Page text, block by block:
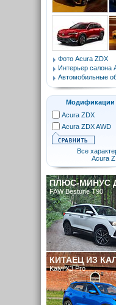
Фото Acura ZDX
Интерьер салона
Автомобильные
Модификации
Acura ZDX
Acura ZDX AWD
Все
Acura
ПЛЮС-МИНУС
FAW Bestune T90
КИТАЕЦ ИЗ
Kaiyi X3 Pro